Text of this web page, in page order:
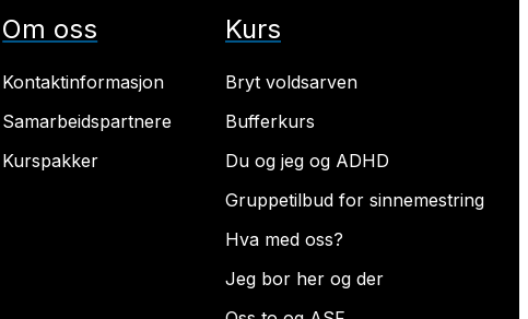
Om oss
Kontaktinformasjon
Samarbeidspartnere
Kurspakker
Kurs
Bryt voldsarven
Bufferkurs
Du og jeg og ADHD
Gruppetilbud for sinnemestring
Hva med oss?
Jeg bor her og der